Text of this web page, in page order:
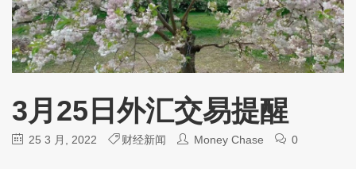
3月25日外汇交易提醒
25 3 月, 2022 财经新闻 Money Chase 0